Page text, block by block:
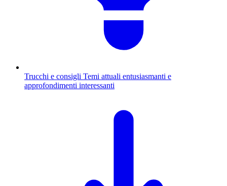
Trucchi e consigli Temi attuali entusiasmanti e
approfondimenti interessanti